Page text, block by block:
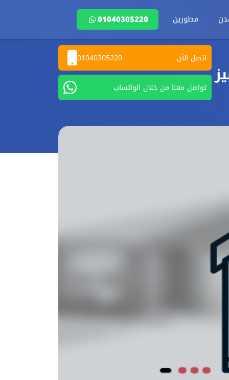
مطورين 01040305220
اتصل الأن 01040305220
تواصل معنا من خلال الواتساب